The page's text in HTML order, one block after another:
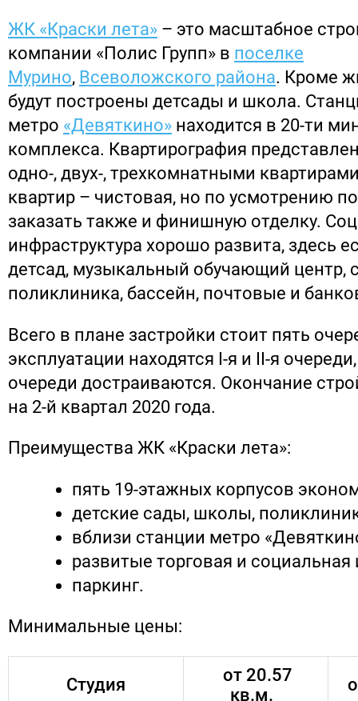
ЖК «Краски лета» – это масштабное
компании «Полис Групп» в поселке
Мурино, Всеволожского района. Кроме
будут построены детсады и школа.
метро «Девяткино» находится в 20-ти
комплекса. Квартирография
одно-, двух-, трехкомнатными
квартир – чистовая, но по усмотрению
заказать также и финишную отделку.
инфраструктура хорошо развита, здесь
детсад, музыкальный обучающий центр,
поликлиника, бассейн, почтовые и
Всего в плане застройки стоит пять
эксплуатации находятся I-я и II-я
очереди достраиваются. Окончание
на 2-й квартал 2020 года.
Преимущества ЖК «Краски лета»:
пять 19-этажных корпусов
детские сады, школы,
вблизи станции метро
развитые торговая и социальная
паркинг.
Минимальные цены:
Студия
от 20.57
кв.м.